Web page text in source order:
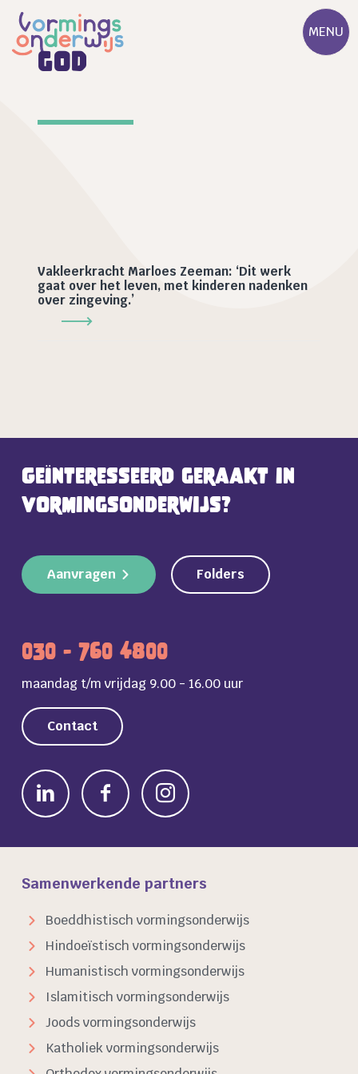
MENU
god
Vakleerkracht Marloes Zeeman: ‘Dit werk
gaat over het leven, met kinderen nadenken
over zingeving.’
Geïnteresseerd geraakt in
vormingsonderwijs?
Aanvragen Folders
030 - 760 4800
maandag t/m vrijdag 9.00 - 16.00 uur
Contact
Samenwerkende partners
Boeddhistisch vormingsonderwijs
Hindoeïstisch vormingsonderwijs
Humanistisch vormingsonderwijs
Islamitisch vormingsonderwijs
Joods vormingsonderwijs
Katholiek vormingsonderwijs